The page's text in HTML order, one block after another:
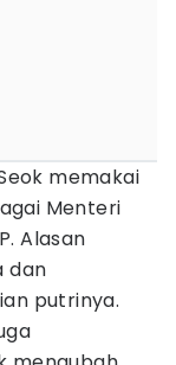
memakai
Menteri
Alasan
dan
putrinya.